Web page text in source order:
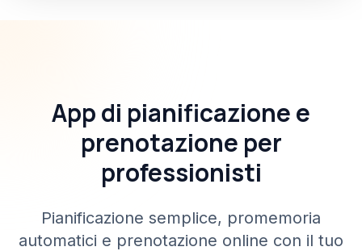
App di pianificazione e
prenotazione per
professionisti
Pianificazione semplice, promemoria
automatici e prenotazione online con il tuo